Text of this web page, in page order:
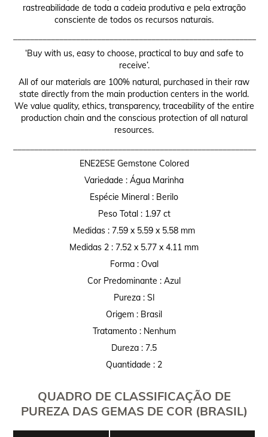
rastreabilidade de toda a cadeia produtiva e pela extração
consciente de todos os recursos naturais.
‘Buy with us, easy to choose, practical to buy and safe to
receive’.
All of our materials are 100% natural, purchased in their raw
state directly from the main production centers in the world.
We value quality, ethics, transparency, traceability of the entire
production chain and the conscious protection of all natural
resources.
ENE2ESE Gemstone Colored
Variedade : Água Marinha
Espécie Mineral : Berilo
Peso Total : 1.97 ct
Medidas : 7.59 x 5.59 x 5.58 mm
Medidas 2 : 7.52 x 5.77 x 4.11 mm
Forma : Oval
Cor Predominante : Azul
Pureza : SI
Origem : Brasil
Tratamento : Nenhum
Dureza : 7.5
Quantidade : 2
QUADRO DE CLASSIFICAÇÃO DE
PUREZA DAS GEMAS DE COR (BRASIL)